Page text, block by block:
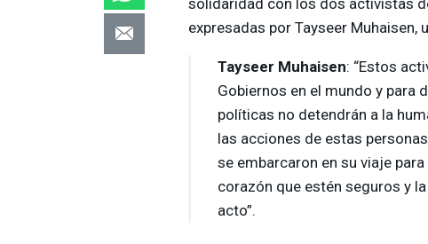
expresadas por Tayseer Muhaisen,
Tayseer Muhaisen: “Estos
Gobiernos en el mundo y para
políticas no detendrán a la
las acciones de estas
se embarcaron en su viaje
corazón que estén seguros y
acto”.